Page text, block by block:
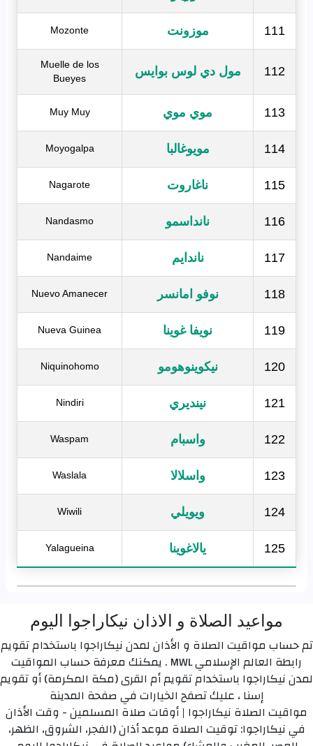
111 موزونت Mozonte
112 مول دي لوس بوايس
Muelle de los
Bueyes
113 موي موي Muy Muy
114 مويوغالبا Moyogalpa
115 ناغاروت Nagarote
116 نانداسمو Nandasmo
117 ناندايم Nandaime
118 نوفو امانسر Nuevo Amanecer
119 نويفا غوينا Nueva Guinea
120 نيكوينوهومو Niquinohomo
121 نينديري Nindiri
122 واسبام Waspam
123 واسلالا Waslala
124 ويويلي Wiwili
125 يالاغوينا Yalagueina
مواعيد الصلاة و الاذان نيكاراجوا اليوم
تم حساب مواقيت الصلاة و الأذان لمدن نيكاراجوا باستخدام تقويم
رابطة العالم الإسلامي MWL . يمكنك معرفة حساب المواقيت
لمدن نيكاراجوا باستخدام تقويم أم القرى (مكة المكرمة) أو تقويم
إسنا ، عليك تصفح الخيارات في صفحة المدينة
مواقيت الصلاة نيكاراجوا | أوقات صلاة المسلمين - وقت الأذان
في نيكاراجوا: توقيت الصلاة موعد أذان (الفجر، الشروق، الظهر،